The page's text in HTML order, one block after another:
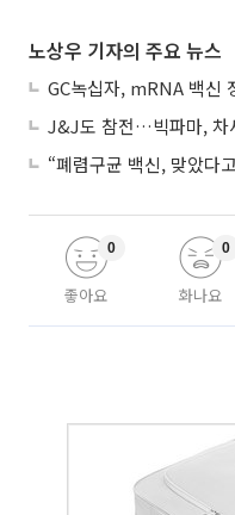
노상우 기자의 주요 뉴스
GC녹십자, mRNA 백신
좋아요
0
화나요
0